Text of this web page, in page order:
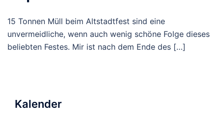
15 Tonnen Müll beim Altstadtfest sind eine
unvermeidliche, wenn auch wenig schöne Folge dieses
beliebten Festes. Mir ist nach dem Ende des […]
Kalender